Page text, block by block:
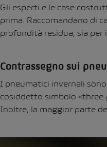
Gli esperti e le case
prima. Raccomandano di
profondità residua, sia per
Contrassegno sui
I pneumatici invernali
cosiddetto simbolo
Inoltre, la maggior parte